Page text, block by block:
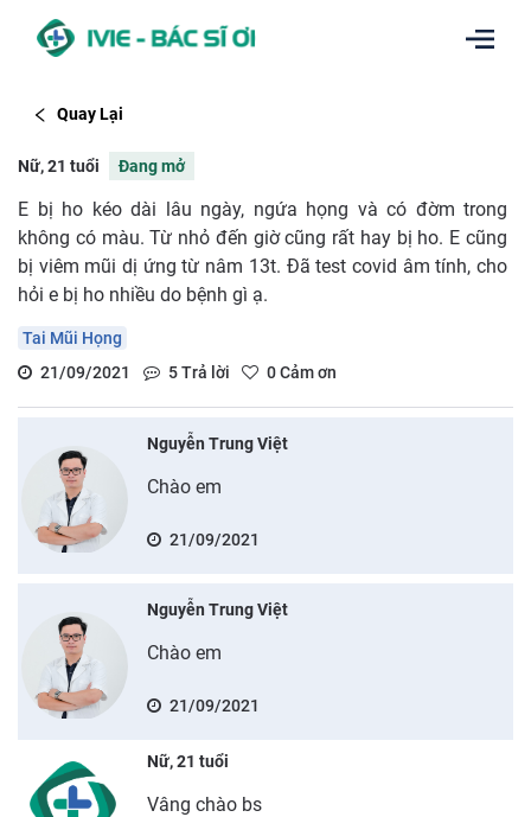
Quay Lại
Nữ, 21 tuổi Đang mở
E bị ho kéo dài lâu ngày, ngứa họng và có đờm trong
không có màu. Từ nhỏ đến giờ cũng rất hay bị ho. E cũng
bị viêm mũi dị ứng từ nâm 13t. Đã test covid âm tính, cho
hỏi e bị ho nhiều do bệnh gì ạ.
Tai Mũi Họng
21/09/2021
5Trả lời 0Cảm ơn
Nguyễn Trung Việt
Chào em
21/09/2021
Nguyễn Trung Việt
Chào em
21/09/2021
Nữ, 21 tuổi
Vâng chào bs